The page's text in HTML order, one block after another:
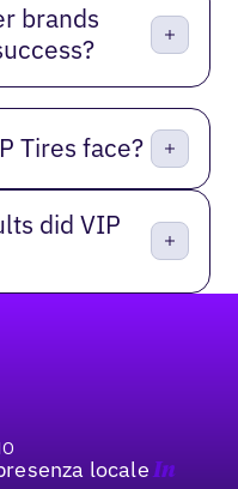
brands
Tires face?
did VIP
locale In